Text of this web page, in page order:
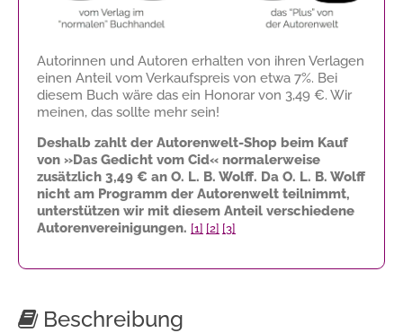
Autorinnen und Autoren erhalten von ihren Verlagen
einen Anteil vom Verkaufspreis von etwa 7%. Bei
diesem Buch wäre das ein Honorar von 3,49 €. Wir
meinen, das sollte mehr sein!
Deshalb zahlt der Autorenwelt-Shop beim Kauf
von »Das Gedicht vom Cid« normalerweise
zusätzlich 3,49 € an O. L. B. Wolff. Da O. L. B. Wolff
nicht am Programm der Autorenwelt teilnimmt,
unterstützen wir mit diesem Anteil verschiedene
Autorenvereinigungen. [1] [2] [3]
Beschreibung